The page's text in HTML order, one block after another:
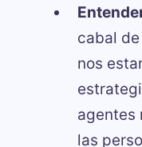
cabal
nos
agentes
las